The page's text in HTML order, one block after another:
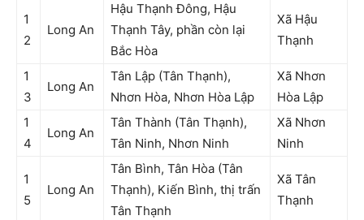
1
2
Long An
Hậu Thạnh Đông, Hậu
Thạnh Tây, phần còn lại
Bắc Hòa
Xã Hậu
Thạnh
1
3
Long An
Tân Lập (Tân Thạnh),
Nhơn Hòa, Nhơn Hòa Lập
Xã Nhơn
Hòa Lập
1
4
Long An
Tân Thành (Tân Thạnh),
Tân Ninh, Nhơn Ninh
Xã Nhơn
Ninh
1
5
Long An
Tân Bình, Tân Hòa (Tân
Thạnh), Kiến Bình, thị trấn
Tân Thạnh
Xã Tân
Thạnh